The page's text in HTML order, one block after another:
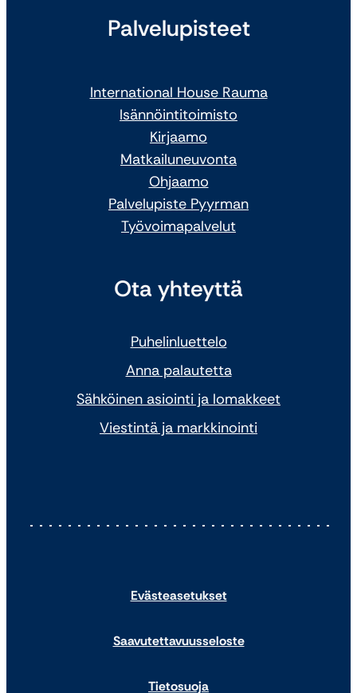
Palvelupisteet
International House Rauma
Isännöintitoimisto
Kirjaamo
Matkailuneuvonta
Ohjaamo
Palvelupiste Pyyrman
Työvoimapalvelut
Ota yhteyttä
Puhelinluettelo
Anna palautetta
Sähköinen asiointi ja lomakkeet
Viestintä ja markkinointi
Evästeasetukset
Saavutettavuusseloste
Tietosuoja